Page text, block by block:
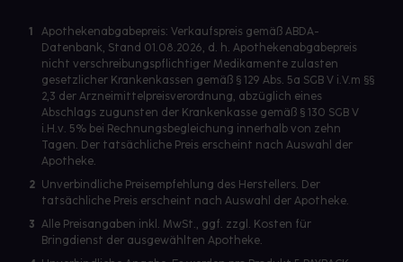
1
Apothekenabgabepreis: Verkaufspreis gemäß ABDA-
Datenbank, Stand 01.08.2026, d. h. Apothekenabgabepreis
nicht verschreibungspflichtiger Medikamente zulasten
gesetzlicher Krankenkassen gemäß § 129 Abs. 5a SGB V i.V.m §§
2,3 der Arzneimittelpreisverordnung, abzüglich eines
Abschlags zugunsten der Krankenkasse gemäß § 130 SGB V
i.H.v. 5% bei Rechnungsbegleichung innerhalb von zehn
Tagen. Der tatsächliche Preis erscheint nach Auswahl der
Apotheke.
2 Unverbindliche Preisempfehlung des Herstellers. Der
tatsächliche Preis erscheint nach Auswahl der Apotheke.
3 Alle Preisangaben inkl. MwSt., ggf. zzgl. Kosten für
Bringdienst der ausgewählten Apotheke.